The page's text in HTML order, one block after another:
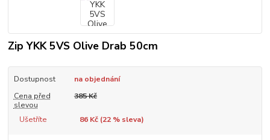
Zip YKK 5VS Olive Drab 50cm
Dostupnost
na objednání
Cena před
slevou
385 Kč
Ušetříte 86 Kč (22% sleva)